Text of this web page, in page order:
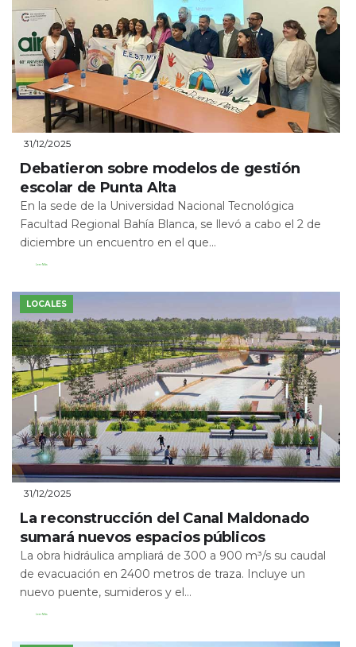
31/12/2025
Debatieron sobre modelos de gestión
escolar de Punta Alta
En la sede de la Universidad Nacional Tecnológica
Facultad Regional Bahía Blanca, se llevó a cabo el 2 de
diciembre un encuentro en el que...
Leer Más
LOCALES
31/12/2025
La reconstrucción del Canal Maldonado
sumará nuevos espacios públicos
La obra hidráulica ampliará de 300 a 900 m³/s su caudal
de evacuación en 2400 metros de traza. Incluye un
nuevo puente, sumideros y el...
Leer Más